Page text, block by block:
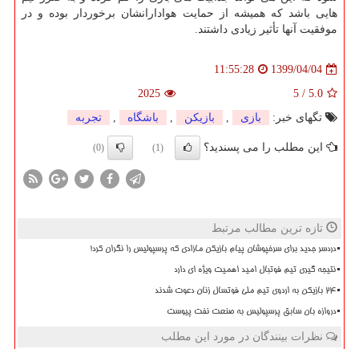
هایی باشد که همیشه از حمایت هوادارانشان برخوردار بوده و در
موفقیت آنها تأثیر زیادی داشتند.
1399/04/04
11:55:28
5.0
/
5
2025
تگهای خبر:
بازی , بازیكن , باشگاه , تجربه
این مطلب را می پسندید؟ (1)
(0)
تازه ترین مطالب مرتبط
دردسر جدید برای سرخپوشان پیام بازیکن مازادی که پرسپولیس را نگران کرد!
نتیجه گیری تیم فوتبال امید اهمیت ویژه ای دارد
۲۴ بازیکن به اردوی تیم ملی فوتسال زنان دعوت شدند
دروازه بان سابق پرسپولیس به صنعت نفت پیوست
نظرات بینندگان در مورد این مطلب